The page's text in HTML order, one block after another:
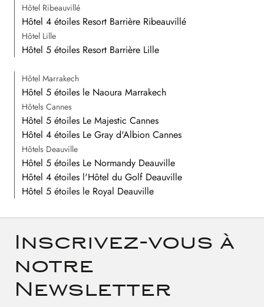
Hôtel Ribeauvillé
Hôtel 4 étoiles Resort Barrière Ribeauvillé
Hôtel Lille
Hôtel 5 étoiles Resort Barrière Lille
Hôtel Marrakech
Hôtel 5 étoiles le Naoura Marrakech
Hôtels Cannes
Hôtel 5 étoiles Le Majestic Cannes
Hôtel 4 étoiles Le Gray d'Albion Cannes
Hôtels Deauville
Hôtel 5 étoiles Le Normandy Deauville
Hôtel 4 étoiles l'Hôtel du Golf Deauville
Hôtel 5 étoiles le Royal Deauville
Inscrivez-vous à
notre
Newsletter